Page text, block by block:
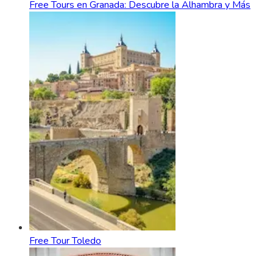
Free Tours en Granada: Descubre la Alhambra y Más
Free Tour Toledo